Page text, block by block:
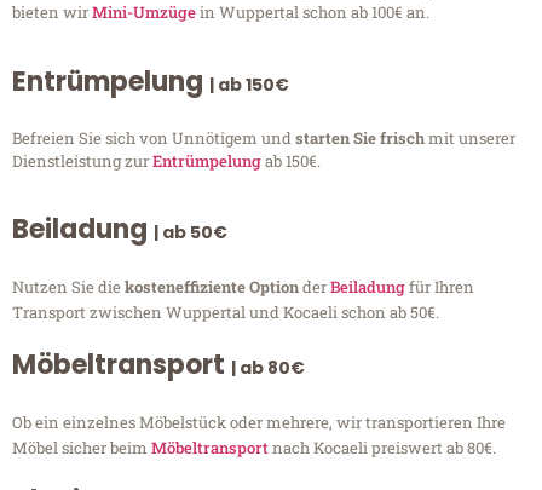
bieten wirMini-Umzügein Wuppertal schon ab 100€ an.
Entrümpelung | ab 150€
Befreien Sie sich von Unnötigem undstarten Sie frischmit unserer
Dienstleistung zurEntrümpelungab 150€.
Beiladung | ab 50€
Nutzen Sie diekosteneffiziente OptionderBeiladungfür Ihren
Transport zwischen Wuppertal und Kocaeli schon ab 50€.
Möbeltransport | ab 80€
Ob ein einzelnes Möbelstück oder mehrere, wir transportieren Ihre
Möbel sicher beim Möbeltransportnach Kocaeli preiswert ab 80€.